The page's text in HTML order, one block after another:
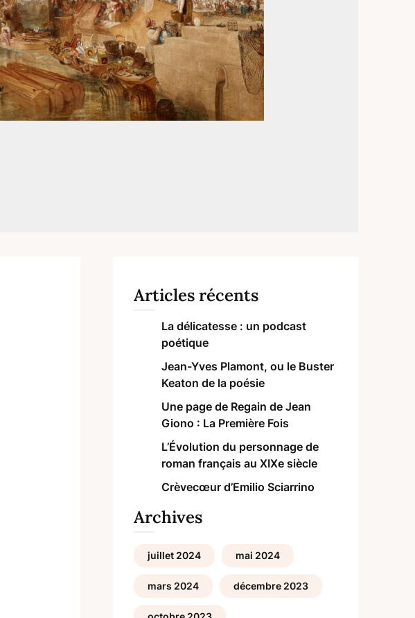
Articles récents
La délicatesse : un podcast
poétique
Jean-Yves Plamont, ou le Buster
Keaton de la poésie
Une page de Regain de Jean
Giono : La Première Fois
L’Évolution du personnage de
roman français au XIXe siècle
Crèvecœur d’Emilio Sciarrino
Archives
juillet 2024 mai 2024
mars 2024 décembre 2023